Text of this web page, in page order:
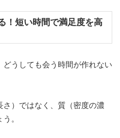
！短い時間で満足度を高
うしても会う時間が作れない
）ではなく、質（密度の濃
。